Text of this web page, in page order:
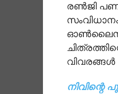
രണ്‍ജി
ഓണ്‍ലൈന്‍